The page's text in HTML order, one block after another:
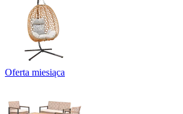
Oferta miesiąca